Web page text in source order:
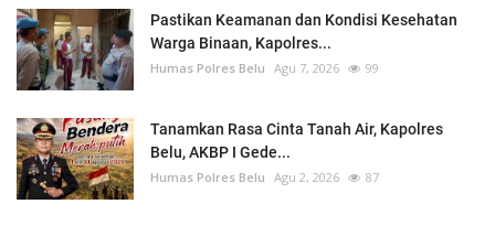
Pastikan Keamanan dan Kondisi Kesehatan
Warga Binaan, Kapolres...
Humas Polres Belu Agu 7, 2026 99
Tanamkan Rasa Cinta Tanah Air, Kapolres
Belu, AKBP I Gede...
Humas Polres Belu Agu 2, 2026 87